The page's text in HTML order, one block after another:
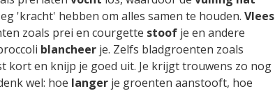
'kracht' hebben om alles samen te houden. Vlees
zoals prei en courgette stoof je en andere
blancheer je. Zelfs bladgroenten zoals
kort en knijp je goed uit. Je krijgt trouwens zo nog
wel: hoe langer je groenten aanstooft, hoe